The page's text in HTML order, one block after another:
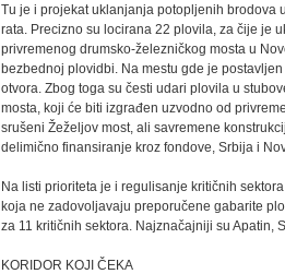
Tu je i projekat uklanjanja potopljenih brodova
rata. Precizno su locirana 22 plovila, za čije je
privremenog drumsko-železničkog mosta u
bezbednoj plovidbi. Na mestu gde je
otvora. Zbog toga su česti udari plovila u
mosta, koji će biti izgrađen uzvodno od
srušeni Žeželjov most, ali savremene
delimično finansiranje kroz fondove, Srbija i
Na listi prioriteta je i regulisanje kritičnih
koja ne zadovoljavaju preporučene gabarite
za 11 kritičnih sektora. Najznačajniji su Apatin,
KORIDOR KOJI ČEKA